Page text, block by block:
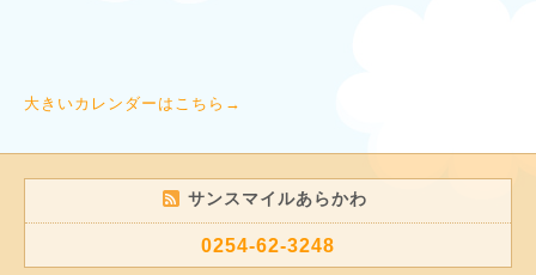
大きいカレンダーはこちら→
サンスマイルあらかわ
0254-62-3248